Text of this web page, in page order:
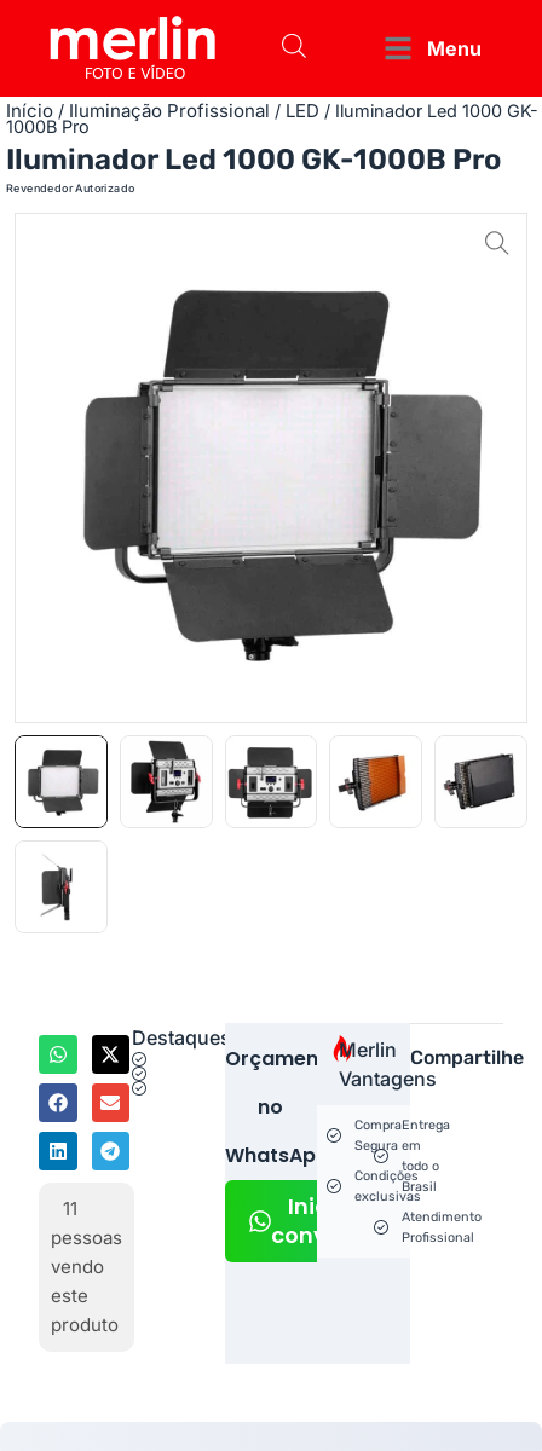
Menu
Início / Iluminação Profissional / LED / Iluminador Led 1000 GK-
1000B Pro
Iluminador Led 1000 GK-1000B Pro
Revendedor Autorizado
Destaques
Orçamento
no
WhatsApp!
Iniciar
conversa
Compartilhe
11
pessoas
vendo
este
produto
Merlin
Vantagens
Compra
Segura
Condições
exclusivas
Entrega
em
todo o
Brasil
Atendimento
Profissional